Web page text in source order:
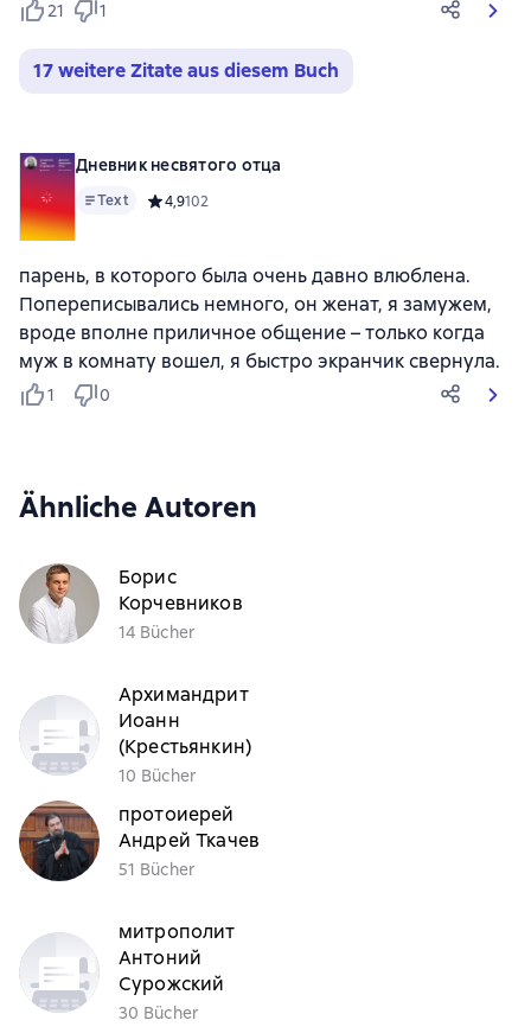
21 1
17 weitere Zitate aus diesem Buch
Дневник несвятого отца
Text Средний рейтинг 4,9 на основе 102 оценок
4,9102
парень, в которого была очень давно влюблена.
Попереписывались немного, он женат, я замужем,
вроде вполне приличное общение – только когда
муж в комнату вошел, я быстро экранчик свернула.
1 0
Ähnliche Autoren
Борис
Корчевников
14 Bücher
Архимандрит
Иоанн
(Крестьянкин)
10 Bücher
протоиерей
Андрей Ткачев
51 Bücher
митрополит
Антоний
Сурожский
30 Bücher